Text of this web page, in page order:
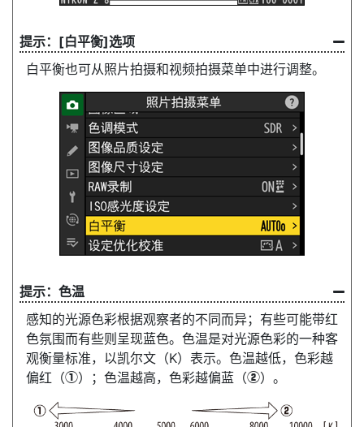
[白平衡]选项
白平衡也可从照片拍摄和视频拍摄菜单中进行调整。
色温
感知的光源色彩根据观察者的不同而异；有些可能带红
色氛围而有些则呈现蓝色。色温是对光源色彩的一种客
观衡量标准，以凯尔文（K）表示。色温越低，色彩越
偏红（q）；色温越高，色彩越偏蓝（w）。